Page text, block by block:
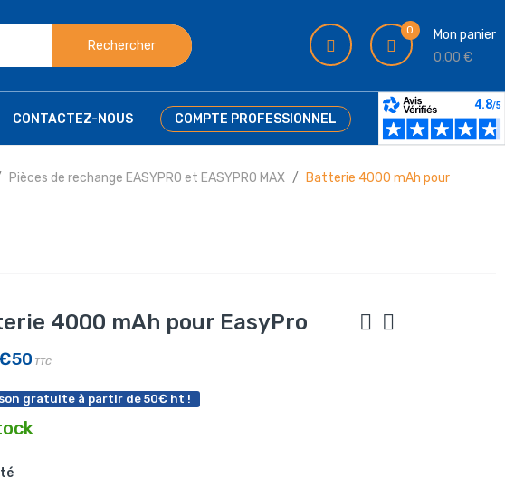
Rechercher
0
Mon panier
0,00 €
CONTACTEZ-NOUS COMPTE PROFESSIONNEL
Pièces de rechange EASYPRO et EASYPRO MAX Batterie 4000 mAh pour
4000 mAh pour EasyPro
TTC
gratuite à partir de 50€ ht !